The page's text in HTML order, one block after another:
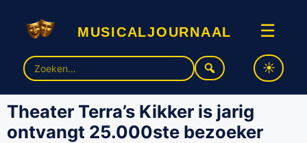
musicaljournaal ☰
Zoek
naar:
Theater Terra’s Kikker is jarig
ontvangt 25.000ste bezoeker